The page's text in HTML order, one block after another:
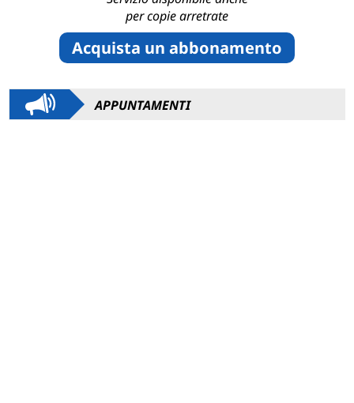
per copie arretrate
Acquista un abbonamento
APPUNTAMENTI